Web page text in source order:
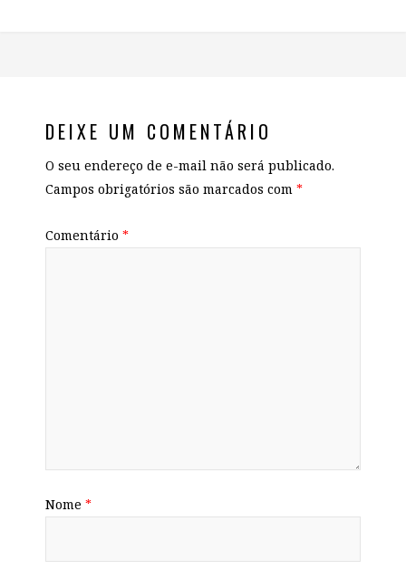
DEIXE UM COMENTÁRIO
O seu endereço de e-mail não será publicado.
Campos obrigatórios são marcados com *
Comentário *
Nome *